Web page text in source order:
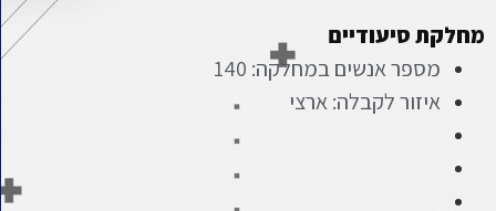
מחלקת סיעודיים
מספר אנשים במחלקה: 140
איזור לקבלה: ארצי